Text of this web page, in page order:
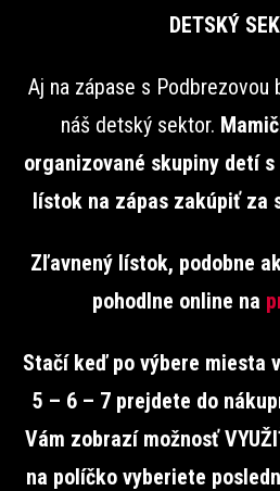
DETSKÝ
Aj na zápase s Podbrezovou
náš detský sektor.
organizované skupiny detí
lístok na zápas zakúpiť za
Zľavnený lístok, podobne
pohodlne online na
Stačí keď po výbere miesta
5 – 6 – 7 prejdete do
Vám zobrazí možnosť
na políčko vyberiete